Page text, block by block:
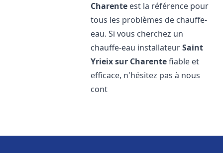
Charente est la référence pour
tous les problèmes de chauffe-
eau. Si vous cherchez un
chauffe-eau installateurSaint
Yrieix sur Charentefiable et
efficace, n'hésitez pas à nous
cont